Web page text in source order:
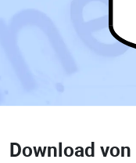
Download von